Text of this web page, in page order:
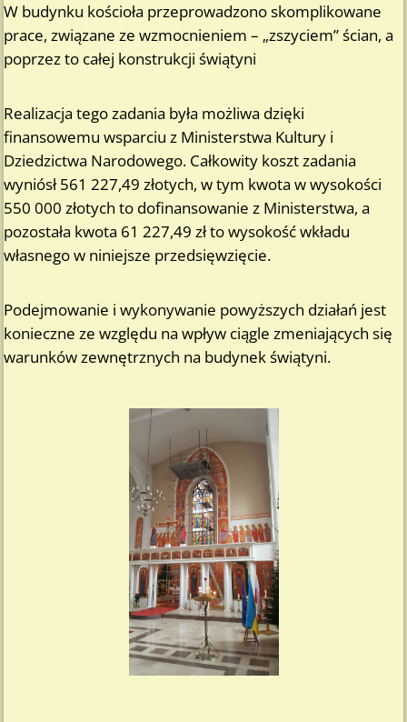
W budynku kościoła przeprowadzono skomplikowane
prace, związane ze wzmocnieniem – „zszyciem” ścian, a
poprzez to całej konstrukcji świątyni
Realizacja tego zadania była możliwa dzięki
finansowemu wsparciu z Ministerstwa Kultury i
Dziedzictwa Narodowego. Całkowity koszt zadania
wyniósł 561 227,49 złotych, w tym kwota w wysokości
550 000 złotych to dofinansowanie z Ministerstwa, a
pozostała kwota 61 227,49 zł to wysokość wkładu
własnego w niniejsze przedsięwzięcie.
Podejmowanie i wykonywanie powyższych działań jest
konieczne ze względu na wpływ ciągle zmeniających się
warunków zewnętrznych na budynek świątyni.